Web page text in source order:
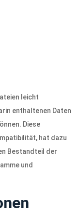
leicht
enthaltenen Daten
Diese
hat dazu
Bestandteil der
und